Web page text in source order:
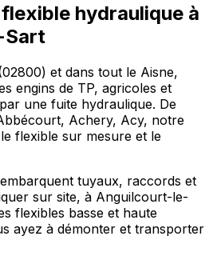
hydraulique à
et dans tout le Aisne,
engins de TP, agricoles et
une fuite hydraulique. De
Achery, Acy, notre
flexible sur mesure et le
tuyaux, raccords et
sur site, à Anguilcourt-le-
flexibles basse et haute
ayez à démonter et transporter